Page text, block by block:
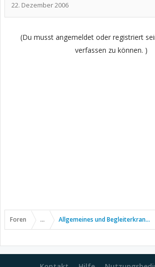
22. Dezember 2006
(Du musst angemeldet oder registriert
verfassen zu können. )
Foren ... Allgemeines und